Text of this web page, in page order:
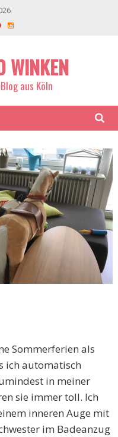
WINKEN
aus Köln
Sommerferien als
ich automatisch
in meiner
sie immer toll. Ich
inneren Auge mit
im Badeanzug